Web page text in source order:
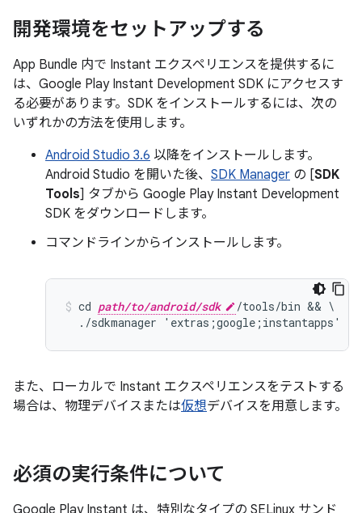
開発環境をセットアップする
App Bundle 内で Instant エクスペリエンスを提供するに
は、Google Play Instant Development SDK にアクセスす
る必要があります。SDK をインストールするには、次の
いずれかの方法を使用します。
Android Studio 3.6 以降をインストールします。
Android Studio を開いた後、 SDK Manager の [SDK
Tools] タブから Google Play Instant Development
SDK をダウンロードします。
コマンドラインからインストールします。
cd path/to/android/sdk
/tools/bin && \
また、ローカルで Instant エクスペリエンスをテストする
場合は、物理デバイスまたは仮想デバイスを用意します。
必須の実行条件について
Google Play Instant は、特別なタイプの SELinux サンド